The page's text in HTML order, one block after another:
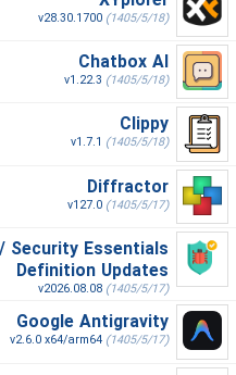
v28.30.1700 (1405/5/18)
Chatbox AI
v1.22.3 (1405/5/18)
Clippy
v1.7.1 (1405/5/18)
Diffractor
v127.0 (1405/5/17)
Security Essentials
Definition Updates
v2026.08.08 (1405/5/17)
Google Antigravity
v2.6.0 x64/arm64 (1405/5/17)